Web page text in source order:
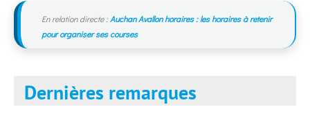
En relation directe :Auchan Avallon horaires : les horaires à retenir
pour organiser ses courses
Dernières remarques